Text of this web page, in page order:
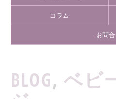
コラム
お問
BLOG,ベビ